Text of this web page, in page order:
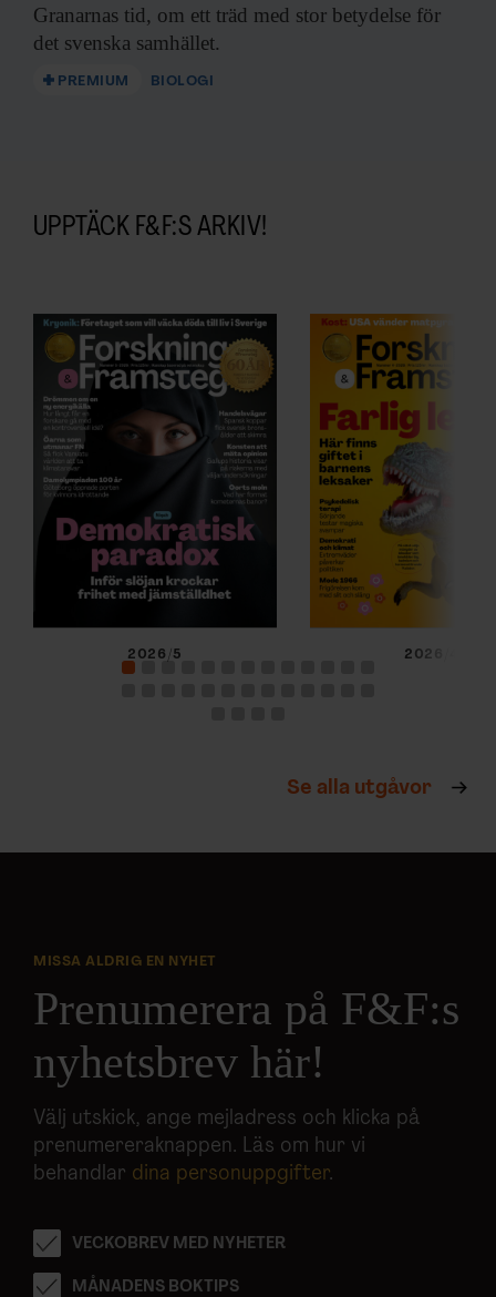
Granarnas tid, om ett träd med stor betydelse för
det svenska samhället.
PREMIUM BIOLOGI
UPPTÄCK F&F:S ARKIV!
2026/5 2026/4
Se alla utgåvor
MISSA ALDRIG EN NYHET
Prenumerera på F&F:s
nyhetsbrev här!
Välj utskick, ange mejladress och klicka på
prenumereraknappen. Läs om hur vi
behandlar dina personuppgifter.
VECKOBREV MED NYHETER
MÅNADENS BOKTIPS